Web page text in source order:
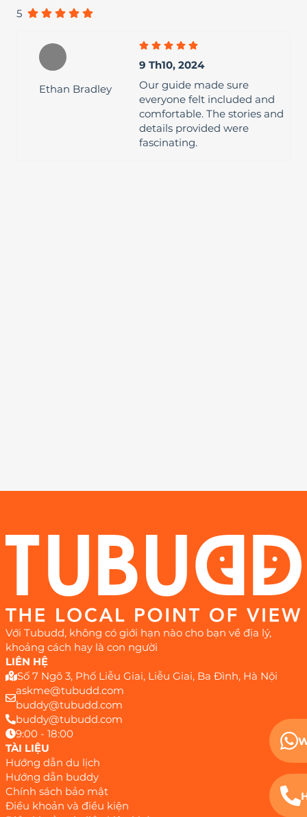
5
Ethan Bradley
9 Th10, 2024
Our guide made sure
everyone felt included and
comfortable. The stories and
details provided were
fascinating.
Với Tubudd, không có giới hạn nào cho bạn về địa lý,
khoảng cách hay là con người
LIÊN HỆ
Số 7 Ngõ 3, Phố Liễu Giai, Liễu Giai, Ba Đình, Hà Nội
askme@tubudd.com
buddy@tubudd.com
buddy@tubudd.com
9:00 - 18:00
TÀI LIỆU
Hướng dẫn du lịch
Hướng dẫn buddy
Chính sách bảo mật
Điều khoản và điều kiện